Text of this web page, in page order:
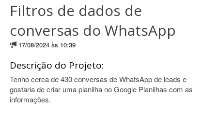
Filtros de dados de
conversas do WhatsApp
17/08/2024 às 10:39
Descrição do Projeto:
Tenho cerca de 430 conversas de WhatsApp de leads e
gostaria de criar uma planilha no Google Planilhas com as
informações.